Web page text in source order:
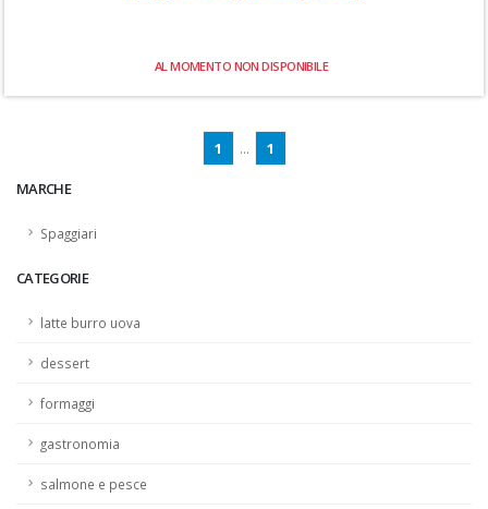
MARCHE
Spaggiari
CATEGORIE
latte burro uova
dessert
formaggi
gastronomia
salmone e pesce
AL MOMENTO NON DISPONIBILE
1 ... 1